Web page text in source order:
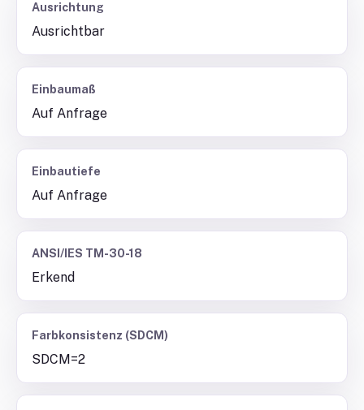
Ausrichtung
Ausrichtbar
Einbaumaß
Auf Anfrage
Einbautiefe
Auf Anfrage
ANSI/IES TM-30-18
Erkend
Farbkonsistenz (SDCM)
SDCM=2